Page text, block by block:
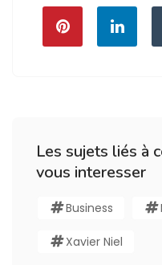
Les sujets liés à
vous interesser
Business
Xavier Niel